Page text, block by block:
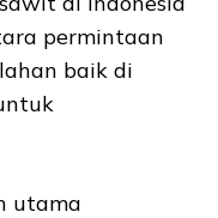
permintaan
baik di
utama